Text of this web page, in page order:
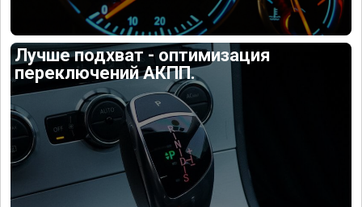
Лучше подхват - оптимизация
переключений АКПП.